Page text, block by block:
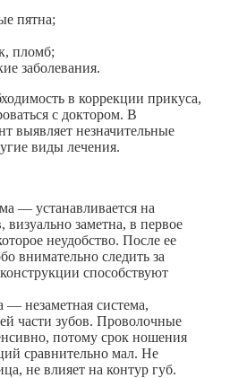
пятна;
пломб;
заболевания.
в коррекции прикуса,
с доктором. В
выявляет незначительные
виды лечения.
— устанавливается на
визуально заметна, в первое
неудобство. После ее
внимательно следить за
способствуют
— незаметная система,
части зубов. Проволочные
потому срок ношения
сравнительно мал. Не
не влияет на контур губ.